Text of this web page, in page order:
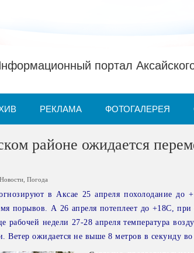
портал
РЕКЛАМА ФОТОГАЛЕРЕЯ
районе ожидается
Новости ,Погода
в Аксае 25 апреля похолодание
порывов. А 26 апреля потеплеет до +18С, при
рабочей недели 27-28 апреля температура
Ветер ожидается не выше 8 метров в секунду